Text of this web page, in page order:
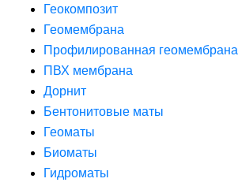
Геокомпозит
Геомембрана
Профилированная геомембрана
ПВХ мембрана
Дорнит
Бентонитовые маты
Геоматы
Биоматы
Гидроматы